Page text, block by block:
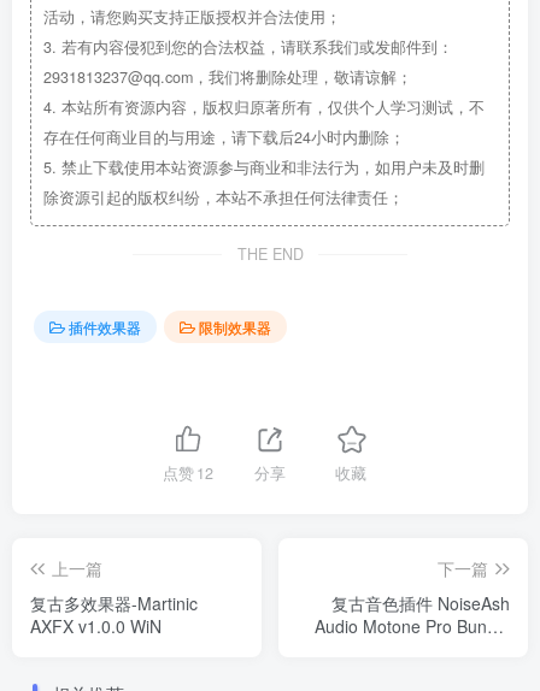
活动，请您购买支持正版授权并合法使用；
3. 若有内容侵犯到您的合法权益，请联系我们或发邮件到：
2931813237@qq.com，我们将删除处理，敬请谅解；
4. 本站所有资源内容，版权归原著所有，仅供个人学习测试，不
存在任何商业目的与用途，请下载后24小时内删除；
5. 禁止下载使用本站资源参与商业和非法行为，如用户未及时删
除资源引起的版权纠纷，本站不承担任何法律责任；
THE END
插件效果器 限制效果器
点赞12 分享 收藏
上一篇
复古多效果器-Martinic
AXFX v1.0.0 WiN
下一篇
复古音色插件 NoiseAsh
Audio Motone Pro Bundle